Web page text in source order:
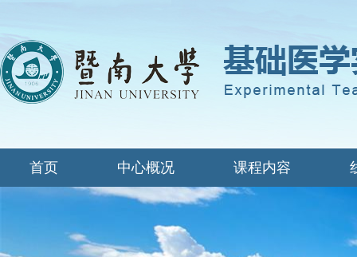
首页 中心概况 课程内容